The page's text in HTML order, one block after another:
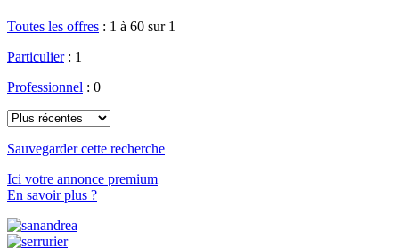
Toutes les offres : 1 à 60 sur 1
Particulier: 1
Professionnel : 0
Sauvegarder cette recherche
Ici votre annonce premium
En savoir plus ?